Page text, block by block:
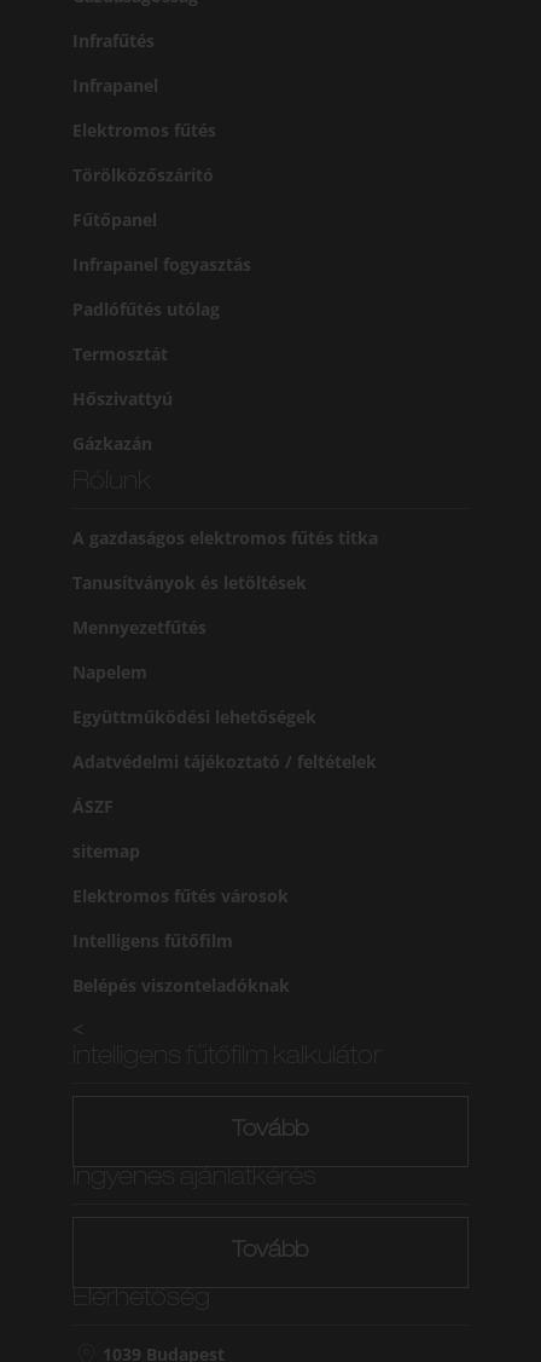
Infrafűtés
Infrapanel
Elektromos fűtés
Törölközőszárító
Fűtőpanel
Infrapanel fogyasztás
Padlófűtés utólag
Termosztát
Hőszivattyú
Gázkazán
A gazdaságos elektromos fűtés titka
Tanusítványok és letöltések
Mennyezetfűtés
Napelem
Együttműködési lehetőségek
Adatvédelmi tájékoztató / feltételek
ÁSZF
sitemap
Elektromos fűtés városok
Intelligens fűtőfilm
Belépés viszonteladóknak
<
Tovább
Tovább
1039 Budapest